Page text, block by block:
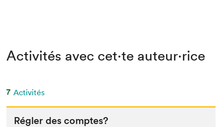
Activités avec cet·te auteur·rice
7 Activités
Régler des comptes?